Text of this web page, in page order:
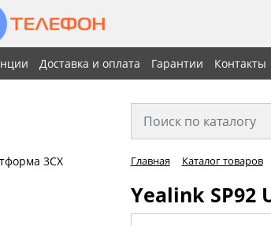
Доставка и оплата Гарантии Контакты
3CX
Главная Каталог товаров
Yealink SP92